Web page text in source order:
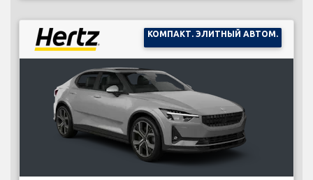
КОМПАКТ. ЭЛИТНЫЙ АВТОМ.